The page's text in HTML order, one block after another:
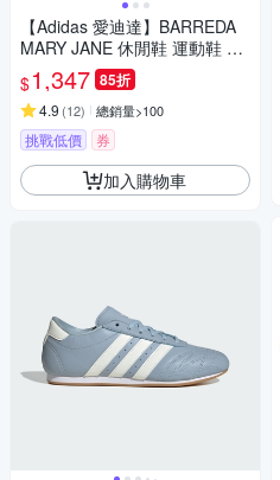
【Adidas 愛迪達】BARREDA
MARY JANE 休閒鞋 運動鞋 女
A-HP3519 B-JQ2127
$1,347 85折
4.9 (12) 總銷量>100
挑戰低價 券
加入購物車